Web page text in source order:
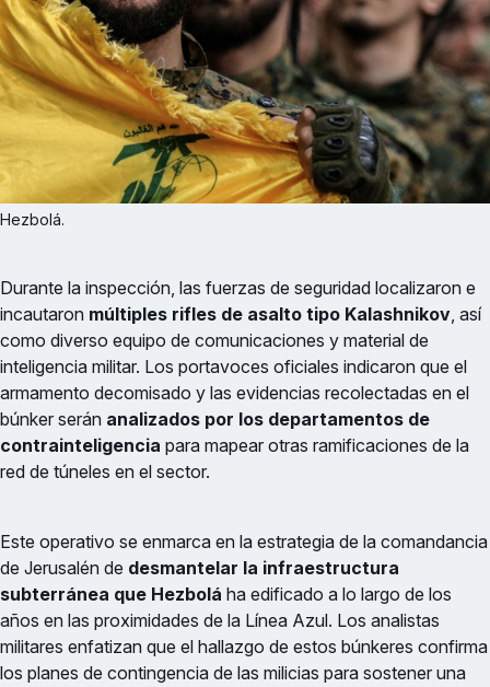
Hezbolá.
Durante la inspección, las fuerzas de seguridad localizaron e
incautaron múltiples rifles de asalto tipo Kalashnikov, así
como diverso equipo de comunicaciones y material de
inteligencia militar. Los portavoces oficiales indicaron que el
armamento decomisado y las evidencias recolectadas en el
búnker serán analizados por los departamentos de
contrainteligencia para mapear otras ramificaciones de la
red de túneles en el sector.
Este operativo se enmarca en la estrategia de la comandancia
de Jerusalén de desmantelar la infraestructura
subterránea que Hezbolá ha edificado a lo largo de los
años en las proximidades de la Línea Azul. Los analistas
militares enfatizan que el hallazgo de estos búnkeres confirma
los planes de contingencia de las milicias para sostener una